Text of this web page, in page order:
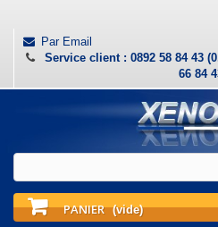
Par Email
Service client : 0892 58 84 43
66 84
PANIER (vide)